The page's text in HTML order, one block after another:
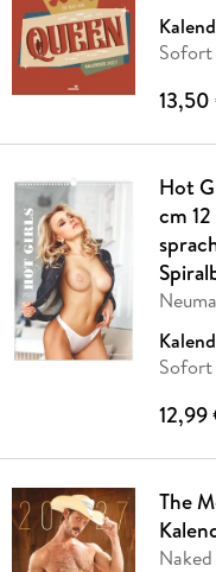
13,50
Hot
cm
12,99
The